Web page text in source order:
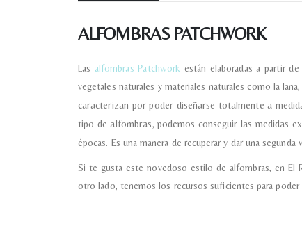
ALFOMBRAS PATCHWORK
Las alfombras Patchwork están elaboradas a partir
vegetales naturales y materiales naturales como la
caracterizan por poder diseñarse totalmente a
tipo de alfombras, podemos conseguir las medidas
épocas. Es una manera de recuperar y dar una
Si te gusta este novedoso estilo de alfombras, en El
otro lado, tenemos los recursos suficientes para poder